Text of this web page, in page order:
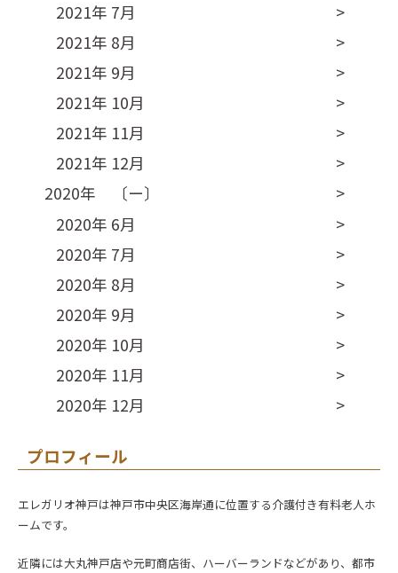
2021年 7月
2021年 8月
2021年 9月
2021年 10月
2021年 11月
2021年 12月
2020年 〔ー〕
2020年 6月
2020年 7月
2020年 8月
2020年 9月
2020年 10月
2020年 11月
2020年 12月
プロフィール
エレガリオ神戸は神戸市中央区海岸通に位置する介護付き有料老人ホ
ームです。
近隣には大丸神戸店や元町商店街、ハーバーランドなどがあり、都市